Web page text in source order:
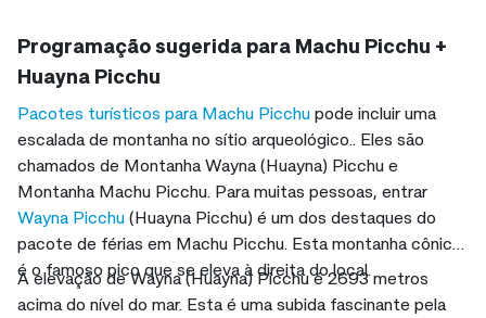
Programação sugerida para Machu Picchu +
Huayna Picchu
Pacotes turísticos para Machu Picchu pode incluir uma
escalada de montanha no sítio arqueológico.. Eles são
chamados de Montanha Wayna (Huayna) Picchu e
Montanha Machu Picchu. Para muitas pessoas, entrar
Wayna Picchu (Huayna Picchu) é um dos destaques do
pacote de férias em Machu Picchu. Esta montanha cônica
é o famoso pico que se eleva à direita do local.
A elevação de Wayna (Huayna) Picchu é 2693 metros
acima do nível do mar. Esta é uma subida fascinante pela